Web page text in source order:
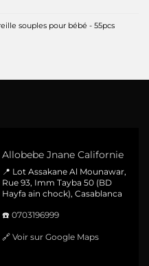
souples pour bébé - 55pcs
Allobebe Jnane Californie
📍 Lot Assakane Al Mounawar,
Rue 93, Imm Tayba 50 (BD
Hayfa ain chock), Casablanca
☎️ 0703196999
🔗 Voir sur Google Maps